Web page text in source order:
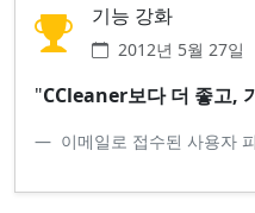
기능 강화
2012년 5월 27일
"CCleaner보다 더 좋고,
이메일로 접수된 사용자